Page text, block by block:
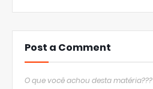
Post a Comment
O que você achou desta matéria???